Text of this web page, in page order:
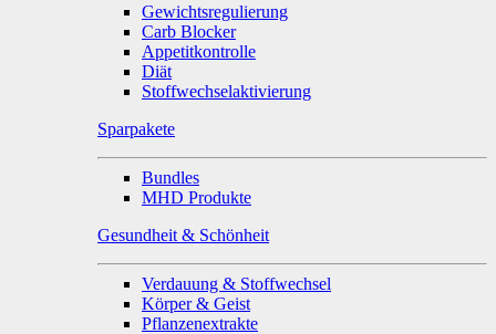
Gewichtsregulierung
Carb Blocker
Appetitkontrolle
Diät
Stoffwechselaktivierung
Sparpakete
Bundles
MHD Produkte
Gesundheit & Schönheit
Verdauung & Stoffwechsel
Körper & Geist
Pflanzenextrakte